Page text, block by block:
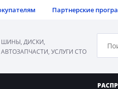
Партнерские
ШИНЫ, ДИСКИ,
АВТОЗАПЧАСТИ, УСЛУГИ СТО